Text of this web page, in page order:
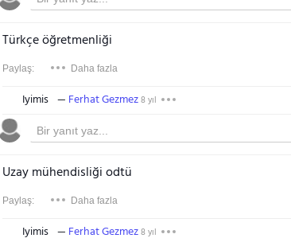
Türkçe öğretmenliği
Paylaş: Daha fazla
Iyimis Ferhat Gezmez8 yıl
Uzay mühendisliği odtü
Paylaş: Daha fazla
Iyimis Ferhat Gezmez8 yıl